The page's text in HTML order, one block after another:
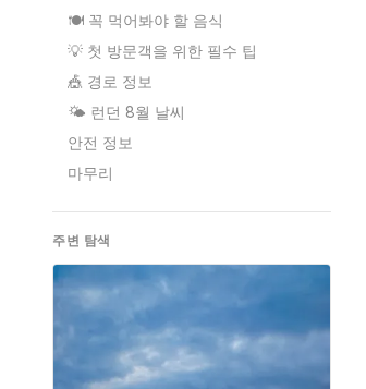
🍽️ 꼭 먹어봐야 할 음식
💡 첫 방문객을 위한 필수 팁
🎪 경로 정보
🌤️ 런던 8월 날씨
안전 정보
마무리
주변 탐색